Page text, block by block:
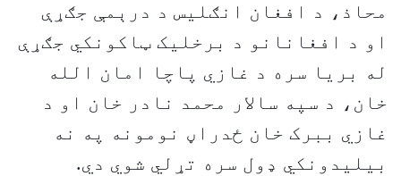
محاذ، د افغان انګلیس د درېمې جګړې
او د افغانانو د برخلیک ټاکونکي جګړې
له بریا سره د غازي پاچا امان الله
خان، د سپه سالار محمد نادر خان او د
غازي ببرک خان ځدراڼ نومونه په نه
بیلیدونکي ډول سره تړلي شوي دي.